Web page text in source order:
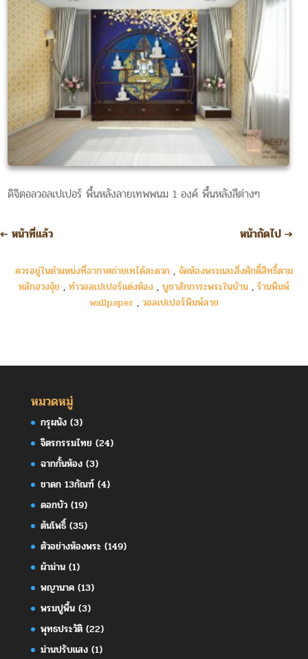
ดิจิตอลวอลเปเปอร์ พื้นหลังลายเทพพนม 1 องค์ พื้นหลังสีต่างๆ
← หน้าที่แล้ว หน้าถัดไป→
ควรอยู่ในตำแหน่งที่อากาศถ่ายเทได้สะดวก , จัดห้องพระและสิ่งศักดิ์สิทธิ์ตาม
หลักฮวงจุ้ย , ทำวอลเปเปอร์แต่งห้อง , บูชาสักการะพระในบ้าน , ร้านพิมพ์
wallpaper , วอลเปเปอร์พิมพ์ลาย
หมวดหมู่
กรุผนัง(3)
จิตรกรรมไทย (24)
ฉากกั้นห้อง(3)
ชาดก 13กัณฑ์(4)
ดอกบัว(19)
ต้นโพธิ์(35)
ตัวอย่างห้องพระ(149)
ผ้าม่าน(1)
พญานาค(13)
พรมปูพื้น(3)
พุทธประวัติ(22)
ม่านปรับแสง(1)